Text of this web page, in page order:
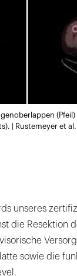
(Pfeil)
| Rustemeyer et al.
unseres
die Resektion
sowie die